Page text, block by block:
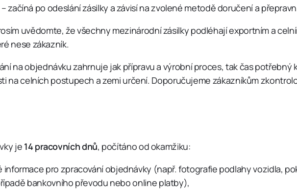
– začíná po odeslání zásilky a závisí na zvolené metodě doručení a
uvědomte, že všechny mezinárodní zásilky podléhají exportním a
nese zákazník.
na objednávku zahrnuje jak přípravu a výrobní proces, tak čas
na celních postupech a zemi určení. Doporučujeme zákazníkům
je 14 pracovních dnů, počítáno od okamžiku:
pro zpracování objednávky (např. fotografie podlahy vozidla,
bankovního převodu nebo online platby),